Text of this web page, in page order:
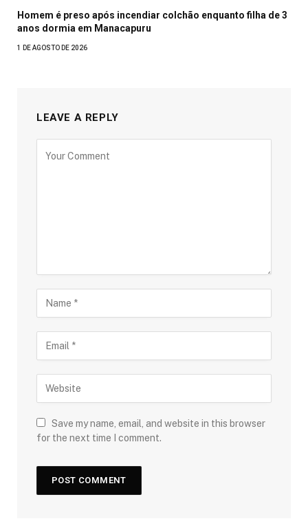
Homem é preso após incendiar colchão enquanto filha de 3
anos dormia em Manacapuru
1 DE AGOSTO DE 2026
LEAVE A REPLY
Save my name, email, and website in this browser
for the next time I comment.